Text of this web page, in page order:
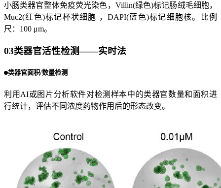
小肠类器官整体免疫荧光染色，Villin(绿色)标记肠绒毛细胞，
Muc2(红色)标记杯状细胞 ，DAPI(蓝色)标记细胞核。比例
尺：100 μm。
03类器官活性检测——实时法
类器官面积/数量检测
利用AI或图片分析软件对检测样本中的类器官数量和面积进
行统计，评估不同浓度药物作用后的形态改变。